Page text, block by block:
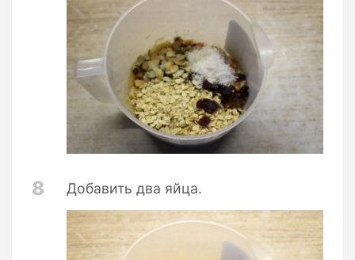
8 Добавить два яйца.